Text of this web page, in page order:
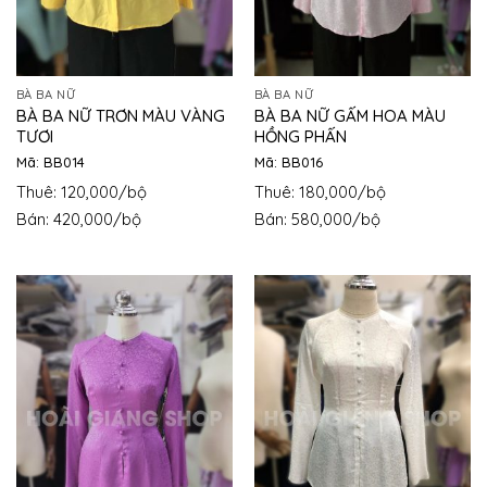
BÀ BA NỮ
BÀ BA NỮ TRƠN MÀU VÀNG
TƯƠI
Mã: BB014
Thuê: 120,000/bộ
Bán: 420,000/bộ
BÀ BA NỮ
BÀ BA NỮ GẤM HOA MÀU
HỒNG PHẤN
Mã: BB016
Thuê: 180,000/bộ
Bán: 580,000/bộ